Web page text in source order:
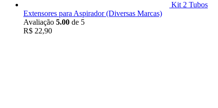
Kit 2 Tubos
Extensores para Aspirador (Diversas Marcas)
Avaliação 5.00 de 5
R$ 22,90